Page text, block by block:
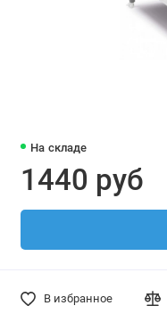
На складе
1440 руб
В избранное